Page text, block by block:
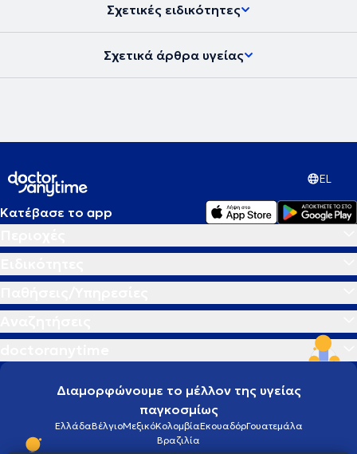
Σχετικές ειδικότητες
Σχετικά άρθρα υγείας
EL
Κατέβασε το app
Διαμορφώνουμε το μέλλον της υγείας
παγκοσμίως
ΕλλάδαΒέλγιοΜεξικόΚολομβίαΕκουαδόρΓουατεμάλα
Βραζιλία